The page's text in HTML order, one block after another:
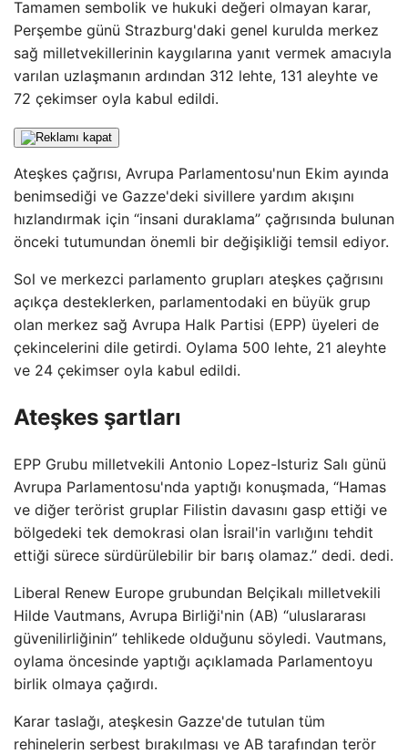
Tamamen sembolik ve hukuki değeri olmayan karar,
Perşembe günü Strazburg'daki genel kurulda merkez
sağ milletvekillerinin kaygılarına yanıt vermek amacıyla
varılan uzlaşmanın ardından 312 lehte, 131 aleyhte ve
72 çekimser oyla kabul edildi.
Ateşkes çağrısı, Avrupa Parlamentosu'nun Ekim ayında
benimsediği ve Gazze'deki sivillere yardım akışını
hızlandırmak için “insani duraklama” çağrısında bulunan
önceki tutumundan önemli bir değişikliği temsil ediyor.
Sol ve merkezci parlamento grupları ateşkes çağrısını
açıkça desteklerken, parlamentodaki en büyük grup
olan merkez sağ Avrupa Halk Partisi (EPP) üyeleri de
çekincelerini dile getirdi. Oylama 500 lehte, 21 aleyhte
ve 24 çekimser oyla kabul edildi.
Ateşkes şartları
EPP Grubu milletvekili Antonio Lopez-Isturiz Salı günü
Avrupa Parlamentosu'nda yaptığı konuşmada, “Hamas
ve diğer terörist gruplar Filistin davasını gasp ettiği ve
bölgedeki tek demokrasi olan İsrail'in varlığını tehdit
ettiği sürece sürdürülebilir bir barış olamaz.” dedi. dedi.
Liberal Renew Europe grubundan Belçikalı milletvekili
Hilde Vautmans, Avrupa Birliği'nin (AB) “uluslararası
güvenilirliğinin” tehlikede olduğunu söyledi. Vautmans,
oylama öncesinde yaptığı açıklamada Parlamentoyu
birlik olmaya çağırdı.
Karar taslağı, ateşkesin Gazze'de tutulan tüm
rehinelerin serbest bırakılması ve AB tarafından terör